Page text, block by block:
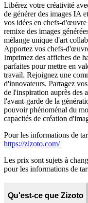
Libérez votre créativité
de générer des images IA
vos idées en chefs-
remixe des images
mélange unique d'art
Apportez vos chefs-
Imprimez des affiches de
parfaites pour mettre en
travail. Rejoignez une
d'innovateurs. Partagez
de l'inspiration auprès des
l'avant-garde de la
pouvoir phénoménal du
capacités de création
Pour les informations de
https://zizoto.com/
Les prix sont sujets à
pour les informations de
Qu'est-ce que Zizoto